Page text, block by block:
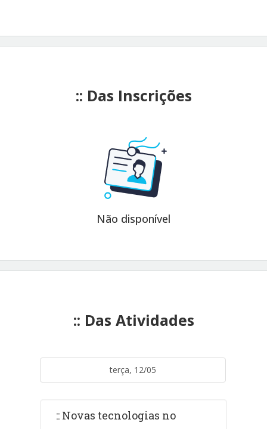
:: Das Inscrições
Não disponível
:: Das Atividades
terça, 12/05
:: Novas tecnologias no